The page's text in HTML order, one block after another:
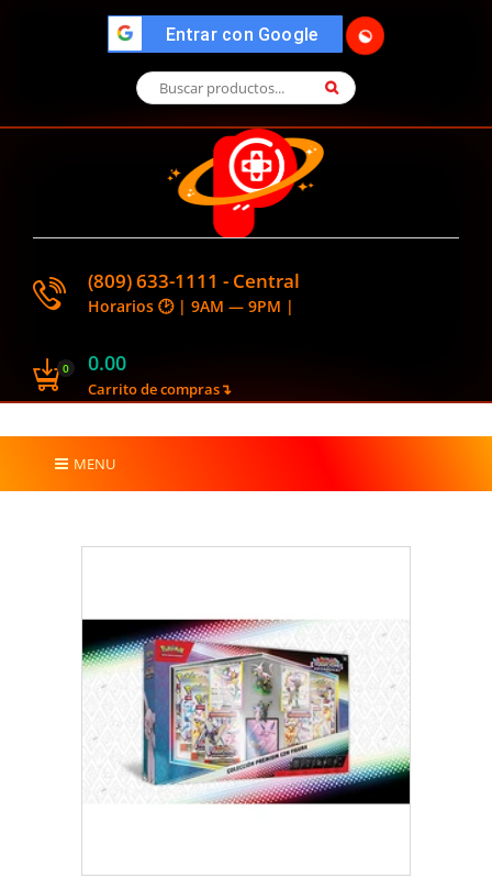
Entrar con Google 🌓
(809) 633-1111 - Central
Horarios 🕑 | 9AM — 9PM |
0 0.00
Carrito de compras↴
MENU